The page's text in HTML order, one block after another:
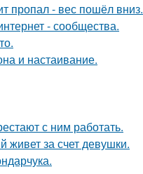
пропал - вес пошёл вниз.
- сообщества.
и настаивание.
с ним работать.
за счет девушки.